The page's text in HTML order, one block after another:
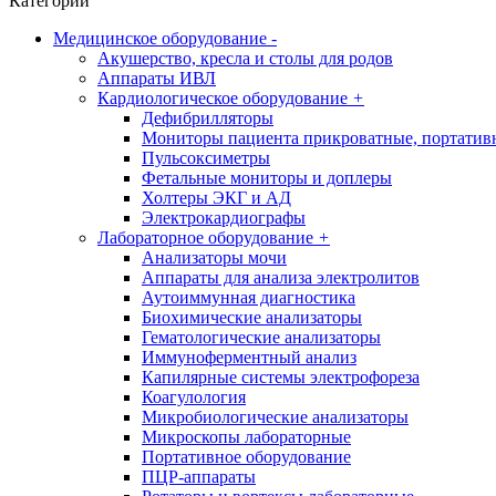
Медицинское оборудование -
Акушерство, кресла и столы для родов
Аппараты ИВЛ
Кардиологическое оборудование +
Дефибрилляторы
Мониторы пациента прикроватные,
Пульсоксиметры
Фетальные мониторы и доплеры
Холтеры ЭКГ и АД
Электрокардиографы
Лабораторное оборудование +
Анализаторы мочи
Аппараты для анализа электролитов
Аутоиммунная диагностика
Биохимические анализаторы
Гематологические анализаторы
Иммуноферментный анализ
Капилярные системы электрофореза
Коагулология
Микробиологические анализаторы
Микроскопы лабораторные
Портативное оборудование
ПЦР-аппараты